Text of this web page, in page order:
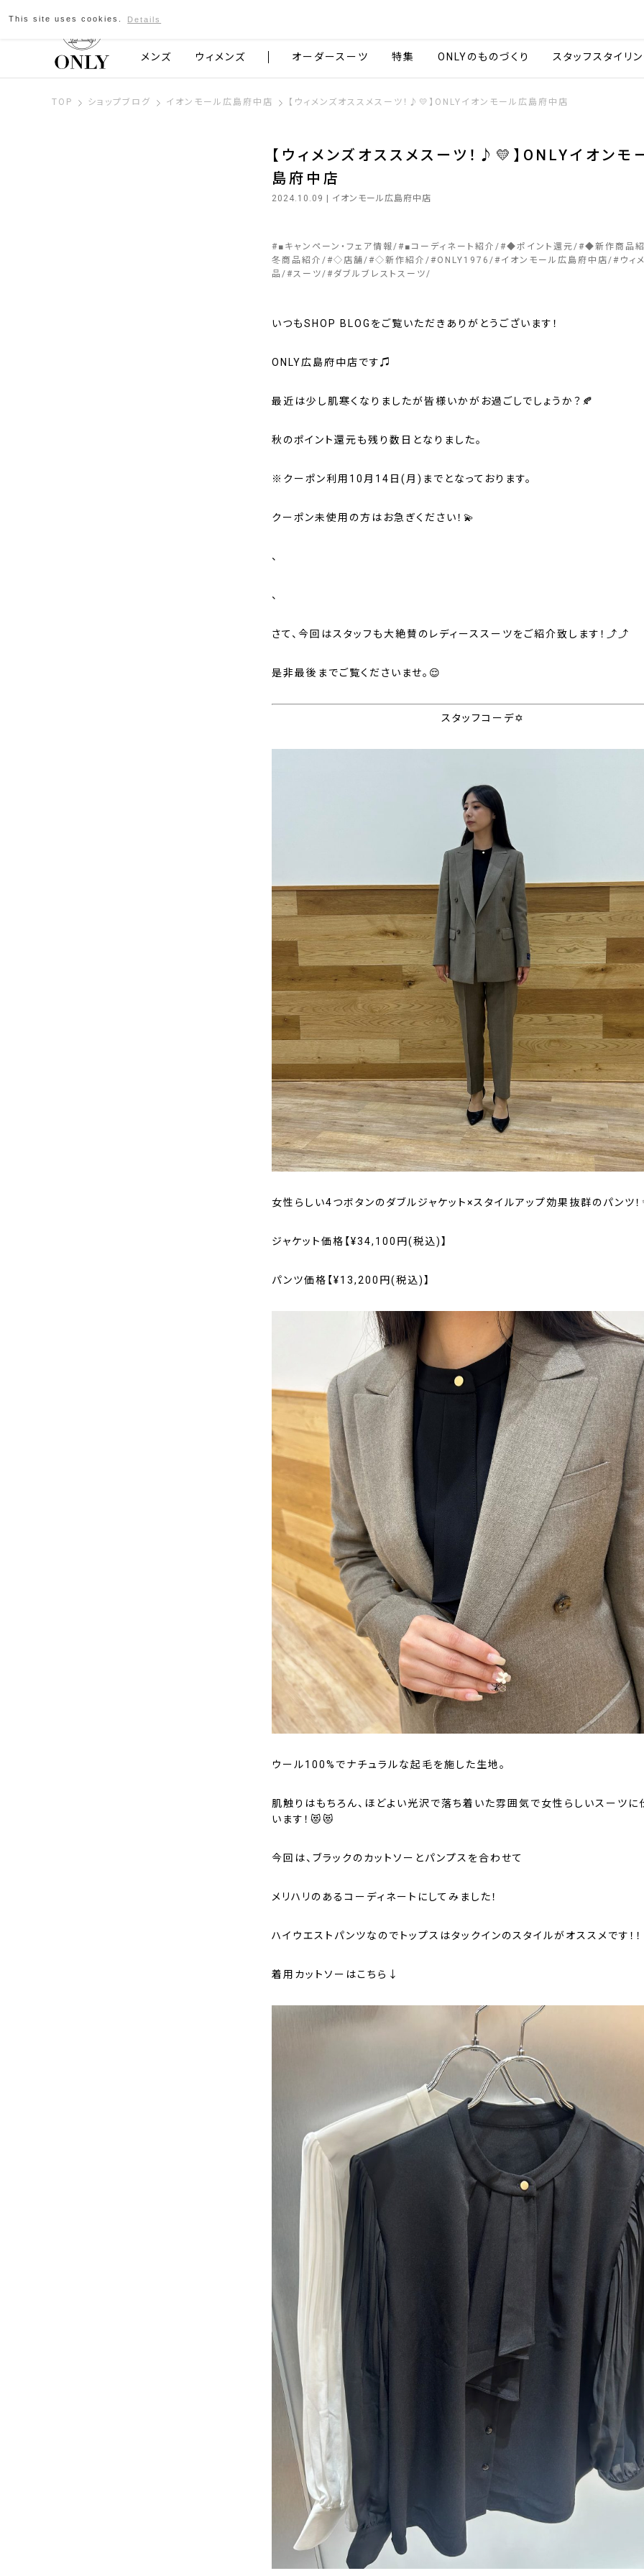
京都発のスーツブランド ONLY
メンズ ウィメンズ オーダースーツ 特集 ONLYのものづくり スタッフスタイリ
TOP ショップブログ イオンモール広島府中店 【ウィメンズオススメスーツ！♪💛】ONLYイオンモール広島府中店
【ウィメンズオススメスーツ！♪💛】ONLYイオンモ
島府中店
2024.10.09 | イオンモール広島府中店
#■キャンペーン・フェア情報 #■コーディネート紹介 #◆ポイント還元 #◆新作商品
冬商品紹介
#◇店舗 #◇新作紹介 #ONLY1976 #イオンモール広島府中店 # ウィ
品
#スーツ #ダブルブレストスーツ
いつもSHOP BLOGをご覧いただきありがとうございます！
ONLY広島府中店です♫
最近は少し肌寒くなりましたが皆様いかがお過ごしでしょうか？🍂
秋のポイント還元も残り数日となりました。
※ クーポン利用10月14日(月 )までとなっております。
クーポン未使用の方はお急ぎください！💫
、
、
さて、今回はスタッフも大絶賛のレディーススーツをご紹介致します！⤴️⤴️
是非最後までご覧くださいませ。😌
スタッフコーデ✡
女性らしい4つボタンのダブルジャケット×スタイルアップ効果抜群のパンツ！
ジャケット価格【¥34,100円(税込)】
パンツ価格【¥13,200円(税込)】
ウール100%でナチュラルな起毛を施した生地。
肌触りはもちろん、ほどよい光沢で落ち着いた雰囲気で女性らしいスーツに
います！😻😻
今回は、ブラックのカットソーとパンプスを合わせて
メリハリのあるコーディネートにしてみました！
ハイウエストパンツなのでトップスはタックインのスタイルがオススメです！！
着用カットソーはこちら↓
This site uses cookies. Details